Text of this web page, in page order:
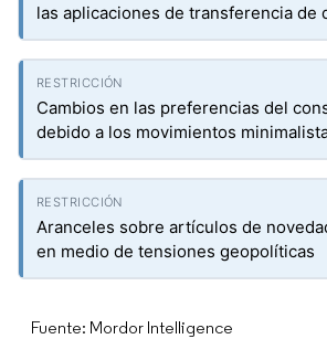
las aplicaciones de transferencia de
Cambios en las preferencias del
debido a los movimientos
Aranceles sobre artículos de
en medio de tensiones geopolíticas
Fuente: Mordor Intelligence